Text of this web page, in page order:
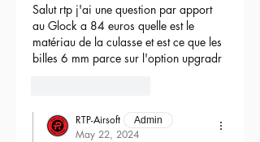
Salut rtp j'ai une question par apport
au Glock a 84 euros quelle est le
matériau de la culasse et est ce que les
billes 6 mm parce sur l'option upgradr
RTP-Airsoft Admin
May 22, 2024